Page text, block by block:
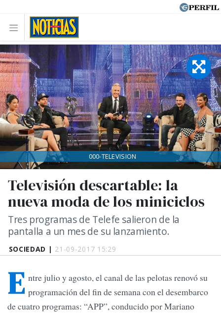
SOCIEDAD | 21-09-2017 15:29
Televisión descartable: la
nueva moda de los miniciclos
Tres programas de Telefe salieron de la
pantalla a un mes de su lanzamiento.
000-TELEVISION
E ntre julio y agosto, el canal de las pelotas renovó su
programación del fin de semana con el desembarco
de cuatro programas: “APP”, conducido por Mariano